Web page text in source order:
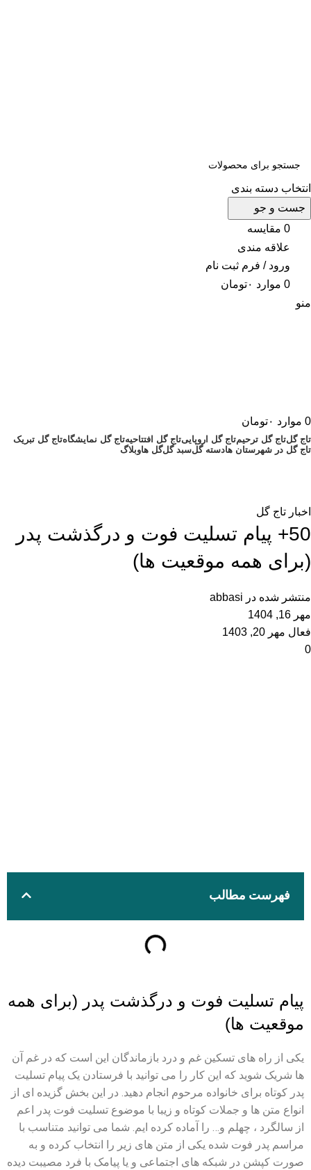
انتخاب دسته بندی
جست و جو
0 مقایسه
علاقه مندی
ورود / فرم ثبت نام
0 موارد ۰تومان
منو
0 موارد ۰تومان
تاج گلتاج گل ترحیمتاج گل اروپاییتاج گل افتتاحیهتاج گل نمایشگاهتاج گل تبریک
تاج گل در شهرستان هادسته گلسبد گلگل هاوبلاگ
اخبار تاج گل
50+ پیام تسلیت فوت و درگذشت پدر
(برای همه موقعیت ها)
منتشر شده در abbasi
مهر 16, 1404
فعال مهر 20, 1403
0
فهرست مطالب
پیام تسلیت فوت و درگذشت پدر (برای همه
موقعیت ها)
یکی از راه های تسکین غم و درد بازماندگان این است که در غم آن
ها شریک شوید که این کار را می توانید با فرستادن یک پیام تسلیت
پدر کوتاه برای خانواده مرحوم انجام دهید. در این بخش گزیده ای از
انواع متن ها و جملات کوتاه و زیبا با موضوع تسلیت فوت پدر اعم
از سالگرد ، چهلم و… را آماده کرده ایم. شما می توانید متناسب با
مراسم پدر فوت شده یکی از متن های زیر را انتخاب کرده و به
صورت کپشن در شبکه های اجتماعی و یا پیامک با فرد مصیبت دیده